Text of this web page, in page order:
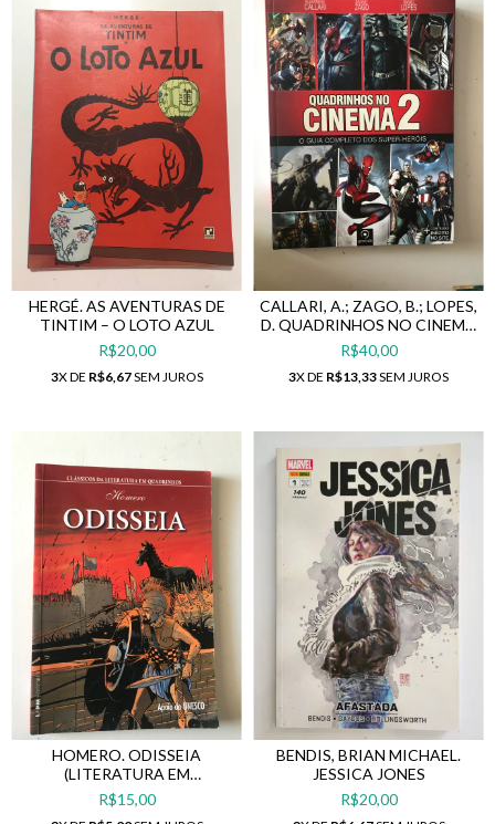
HERGÉ. AS AVENTURAS DE
TINTIM – O LOTO AZUL
R$20,00
3X DE R$6,67SEM JUROS
CALLARI, A.; ZAGO, B.; LOPES,
D. QUADRINHOS NO CINEMA
2: O GUIA COMPLETO DOS
SUPER-HERÓIS
R$40,00
3X DE R$13,33SEM JUROS
HOMERO. ODISSEIA
(LITERATURA EM
QUADRINHOS)
R$15,00
BENDIS, BRIAN MICHAEL.
JESSICA JONES
R$20,00